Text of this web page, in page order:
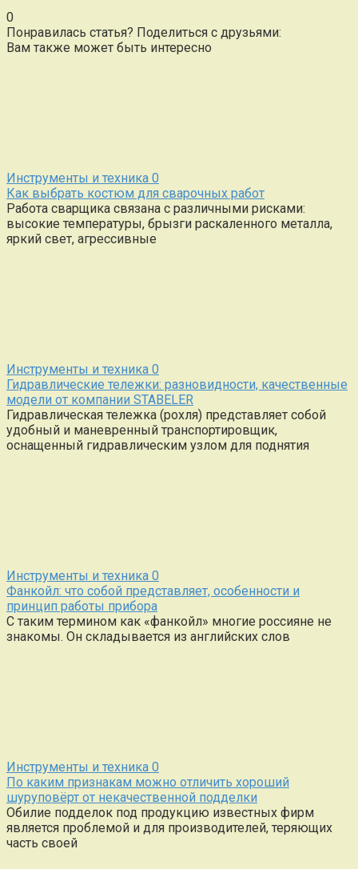
0
Понравилась статья? Поделиться с друзьями:
Вам также может быть интересно
Инструменты и техника 0
Как выбрать костюм для сварочных работ
Работа сварщика связана с различными рисками:
высокие температуры, брызги раскаленного металла,
яркий свет, агрессивные
Инструменты и техника 0
Гидравлические тележки: разновидности, качественные
модели от компании STABELER
Гидравлическая тележка (рохля) представляет собой
удобный и маневренный транспортировщик,
оснащенный гидравлическим узлом для поднятия
Инструменты и техника 0
Фанкойл: что собой представляет, особенности и
принцип работы прибора
С таким термином как «фанкойл» многие россияне не
знакомы. Он складывается из английских слов
Инструменты и техника 0
По каким признакам можно отличить хороший
шуруповёрт от некачественной подделки
Обилие подделок под продукцию известных фирм
является проблемой и для производителей, теряющих
часть своей